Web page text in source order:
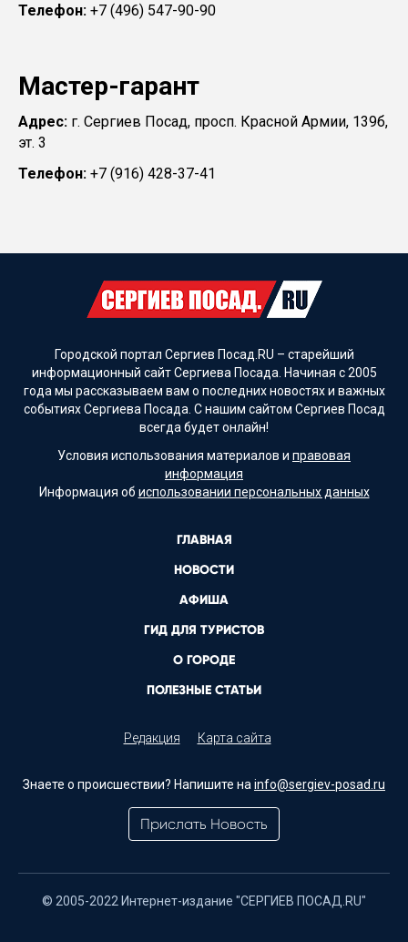
Телефон: +7 (496) 547-90-90
Мастер-гарант
Адрес: г. Сергиев Посад, просп. Красной Армии, 139б,
эт. 3
Телефон: +7 (916) 428-37-41
Городской портал Сергиев Посад.RU – старейший
информационный сайт Сергиева Посада. Начиная с 2005
года мы рассказываем вам о последних новостях и важных
событиях Сергиева Посада. С нашим сайтом Сергиев Посад
всегда будет онлайн!
Условия использования материалов и правовая
информация
Информация об использовании персональных данных
ГЛАВНАЯ
НОВОСТИ
АФИША
ГИД ДЛЯ ТУРИСТОВ
О ГОРОДЕ
ПОЛЕЗНЫЕ СТАТЬИ
Редакция Карта сайта
Знаете о происшествии? Напишите на info@sergiev-posad.ru
Прислать Новость
© 2005-2022 Интернет-издание "СЕРГИЕВ ПОСАД.RU"